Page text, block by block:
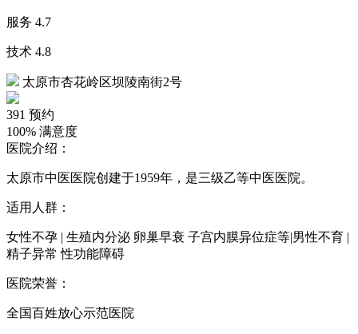
服务 4.7
技术 4.8
太原市杏花岭区坝陵南街2号
391 预约
100% 满意度
医院介绍：
太原市中医医院创建于1959年，是三级乙等中医医院。
适用人群：
女性不孕 | 生殖内分泌 卵巢早衰 子宫内膜异位症等|男性不育 |
精子异常 性功能障碍
医院荣誉：
全国百姓放心示范医院